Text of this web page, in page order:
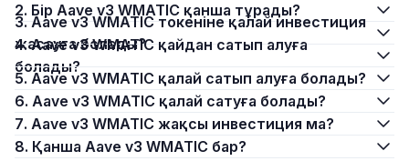
2. Бір Aave v3 WMATIC қанша тұрады?
3. Aave v3 WMATIC токеніне қалай инвестиция
жасауға болады?
4. Aave v3 WMATIC қайдан сатып алуға
болады?
5. Aave v3 WMATIC қалай сатып алуға болады?
6. Aave v3 WMATIC қалай сатуға болады?
7. Aave v3 WMATIC жақсы инвестиция ма?
8. Қанша Aave v3 WMATIC бар?